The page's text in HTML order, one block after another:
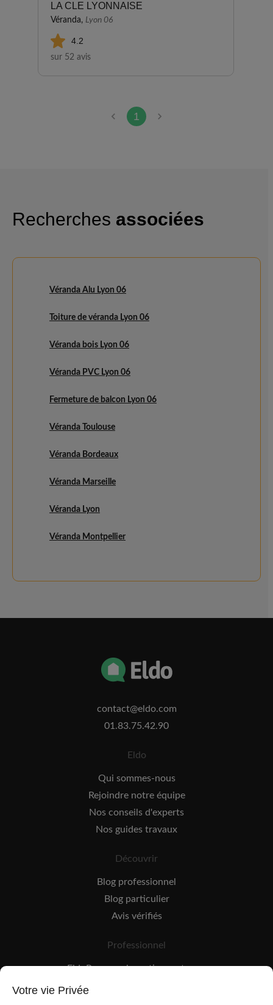
LA CLE LYONNAISE
Véranda, Lyon 06
4.2
sur 52 avis
1
Recherches associées
Véranda Alu Lyon 06
Toiture de véranda Lyon 06
Véranda bois Lyon 06
Véranda PVC Lyon 06
Fermeture de balcon Lyon 06
Véranda Toulouse
Véranda Bordeaux
Véranda Marseille
Véranda Lyon
Véranda Montpellier
contact@eldo.com
01.83.75.42.90
Eldo
Qui sommes-nous
Rejoindre notre équipe
Nos conseils d'experts
Nos guides travaux
Découvrir
Blog professionnel
Blog particulier
Avis vérifiés
Professionnel
EldoPro pour les artisans et pros
EldoNetwork pour les réseaux, marques et industriels
Votre vie Privée